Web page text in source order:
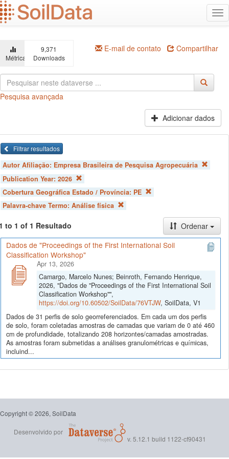
Ir
para
o
principal
Métricas
9,371
Downloads
E-mail de contato Compartilhar
Pesquisa avançada
Adicionar dados
Filtrar resultados
Autor Afiliação: Empresa Brasileira de Pesquisa Agropecuária
Publication Year: 2026
Cobertura Geográfica Estado / Província: PE
Palavra-chave Termo: Análise física
to 1 of 1 Resultado
Ordenar
Dados de "Proceedings of the First International Soil
Classification Workshop"
Apr 13, 2026
Camargo, Marcelo Nunes; Beinroth, Fernando Henrique,
2026, "Dados de "Proceedings of the First International Soil
Classification Workshop"",
https://doi.org/10.60502/SoilData/76VTJW, SoilData, V1
Dados de 31 perfis de solo georreferenciados. Em cada um dos perfis
de solo, foram coletadas amostras de camadas que variam de 0 até 460
cm de profundidade, totalizando 208 horizontes/camadas amostradas.
As amostras foram submetidas a análises granulométricas e químicas,
incluind...
Copyright © 2026, SoilData
Desenvolvido por
v. 5.12.1 build 1122-cf90431